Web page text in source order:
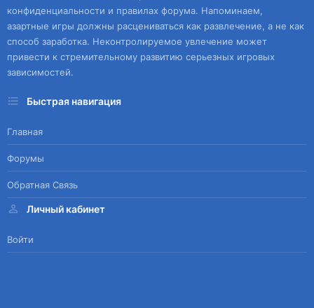
конфиденциальности и правилах форума. Напоминаем,
азартные игры должны расцениваться как развлечение, а не как
способ заработка. Неконтролируемое увлечение может
привести к стремительному развитию серьезных игровых
зависимостей.
Быстрая навигация
Главная
Форумы
Обратная Связь
Личный кабинет
Войти